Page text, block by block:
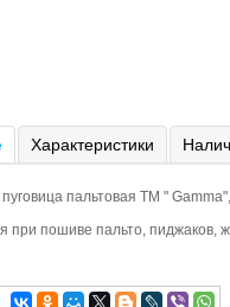
Характеристики
пуговица пальтовая ТМ "
при пошиве пальто, пиджаков,